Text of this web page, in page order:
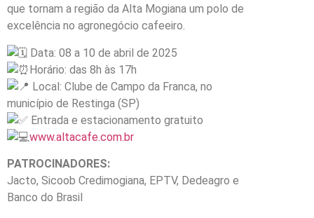
que tornam a região da Alta Mogiana um polo de
excelência no agronegócio cafeeiro.
Data: 08 a 10 de abril de 2025
Horário: das 8h às 17h
Local: Clube de Campo da Franca, no
município de Restinga (SP)
Entrada e estacionamento gratuito
www.altacafe.com.br
PATROCINADORES:
Jacto, Sicoob Credimogiana, EPTV, Dedeagro e
Banco do Brasil